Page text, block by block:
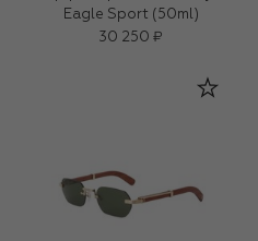
Eagle Sport (50ml)
30 250 ₽